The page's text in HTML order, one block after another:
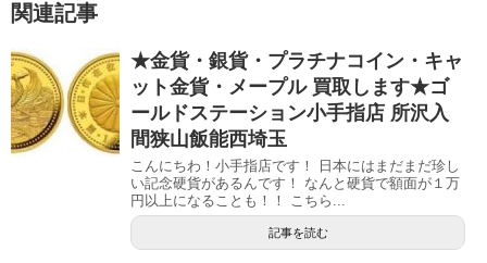
関連記事
★金貨・銀貨・プラチナコイン・キャ
ット金貨・メープル 買取します★ゴ
ールドステーション小手指店 所沢入
間狭山飯能西埼玉
こんにちわ！小手指店です！ 日本にはまだまだ珍し
い記念硬貨があるんです！ なんと硬貨で額面が１万
円以上になることも！！ こちら...
記事を読む